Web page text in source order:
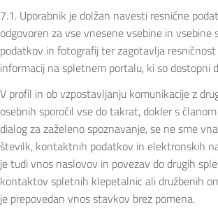
7.1. Uporabnik je dolžan navesti resnične
odgovoren za vse vnesene vsebine in vsebine
podatkov in fotografij ter zagotavlja
informacij na spletnem portalu, ki so dostopni
V profil in ob vzpostavljanju komunikacije z
osebnih sporočil vse do takrat, dokler s
dialog za zaželeno spoznavanje, se ne sme
številk, kontaktnih podatkov in elektronskih
je tudi vnos naslovov in povezav do drugih
kontaktov spletnih klepetalnic ali družbenih
je prepovedan vnos stavkov brez pomena.